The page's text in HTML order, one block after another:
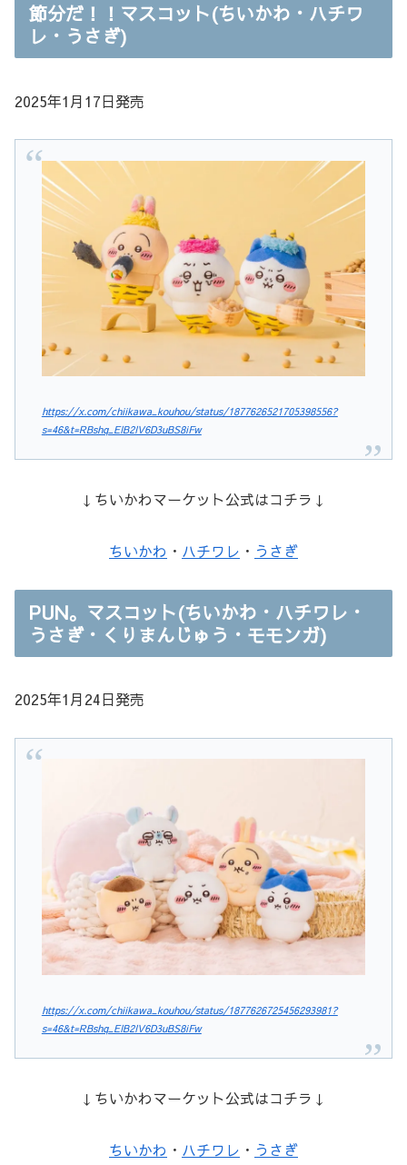
節分だ！！マスコット(ちいかわ・ハチワ
レ・うさぎ)
2025年1月17日発売
https://x.com/chiikawa_kouhou/status/1877626521705398556?
s=46&t=RBshq_EIB2IV6D3uBS8iFw
↓ちいかわマーケット公式はコチラ↓
ちいかわ ・ ハチワレ ・ うさぎ
PUN。マスコット(ちいかわ・ハチワレ・
うさぎ・くりまんじゅう・モモンガ)
2025年1月24日発売
https://x.com/chiikawa_kouhou/status/1877626725456293981?
s=46&t=RBshq_EIB2IV6D3uBS8iFw
↓ちいかわマーケット公式はコチラ↓
ちいかわ ・ ハチワレ ・ うさぎ